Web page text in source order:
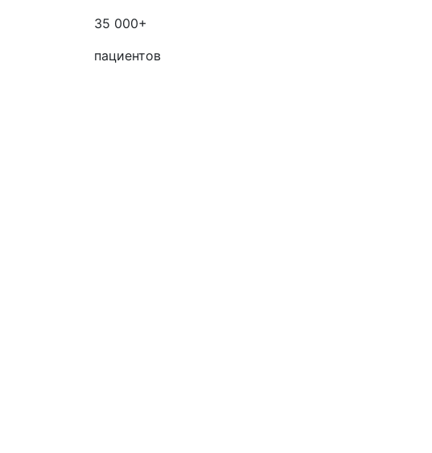
35 000+
пациентов